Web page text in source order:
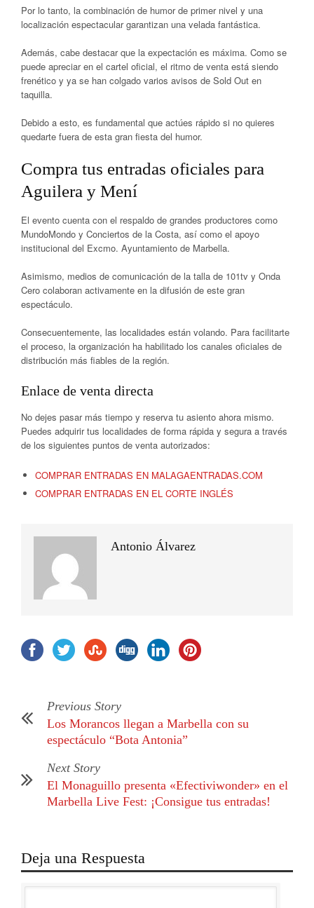
Por lo tanto, la combinación de humor de primer nivel y una
localización espectacular garantizan una velada fantástica.
Además, cabe destacar que la expectación es máxima. Como se
puede apreciar en el cartel oficial, el ritmo de venta está siendo
frenético y ya se han colgado varios avisos de Sold Out en
taquilla.
Debido a esto, es fundamental que actúes rápido si no quieres
quedarte fuera de esta gran fiesta del humor.
Compra tus entradas oficiales para
Aguilera y Mení
El evento cuenta con el respaldo de grandes productores como
MundoMondo y Conciertos de la Costa, así como el apoyo
institucional del Excmo. Ayuntamiento de Marbella.
Asimismo, medios de comunicación de la talla de 101tv y Onda
Cero colaboran activamente en la difusión de este gran
espectáculo.
Consecuentemente, las localidades están volando. Para facilitarte
el proceso, la organización ha habilitado los canales oficiales de
distribución más fiables de la región.
Enlace de venta directa
No dejes pasar más tiempo y reserva tu asiento ahora mismo.
Puedes adquirir tus localidades de forma rápida y segura a través
de los siguientes puntos de venta autorizados:
COMPRAR ENTRADAS EN MALAGAENTRADAS.COM
COMPRAR ENTRADAS EN EL CORTE INGLÉS
Antonio Álvarez
Previous Story
Los Morancos llegan a Marbella con su
espectáculo “Bota Antonia”
Next Story
El Monaguillo presenta «Efectiviwonder» en el
Marbella Live Fest: ¡Consigue tus entradas!
Deja una Respuesta